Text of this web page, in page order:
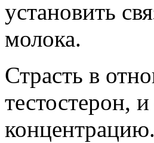
установить
молока.
Страсть в
тестостерон,